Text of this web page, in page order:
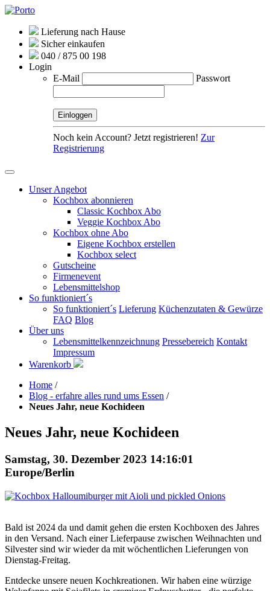
Lieferung nach Hause
Sicher einkaufen
040 / 875 00 198
Login
E-Mail
Passwort
Noch kein Account? Jetzt registrieren! Zur
Registrierung
Unser Angebot
Kochbox abonnieren
Classic Kochbox Abo
Veggie Kochbox Abo
Kochbox ohne Abo
Eigene Kochbox erstellen
Kochbox select
Gutscheine
Firmenevent
Lebensmittelshop
So funktioniert´s
So funktioniert´s Lieferung Küchenzutaten & Gewürze
FAQ Blog
Über uns
Lebensmittelkennzeichnung Pressebereich Kontakt
Impressum
Warenkorb
Home /
Blog - erfahre alles rund ums Essen /
Neues Jahr, neue Kochideen
Neues Jahr, neue Kochideen
Samstag, 30. Dezember 2023 14:16:01
Europe/Berlin
Bald ist 2024 da und damit gehen die ersten Kochboxen des Jahres
in den Versand. Nach einer Lieferpause zwischen Weihnachten und
Silvester sind wir wieder da mit wöchentlichen Lieferungen von
Dienstag-Freitag.
Entdecke unsere neuen Kochkreationen. Wir haben eine würzige